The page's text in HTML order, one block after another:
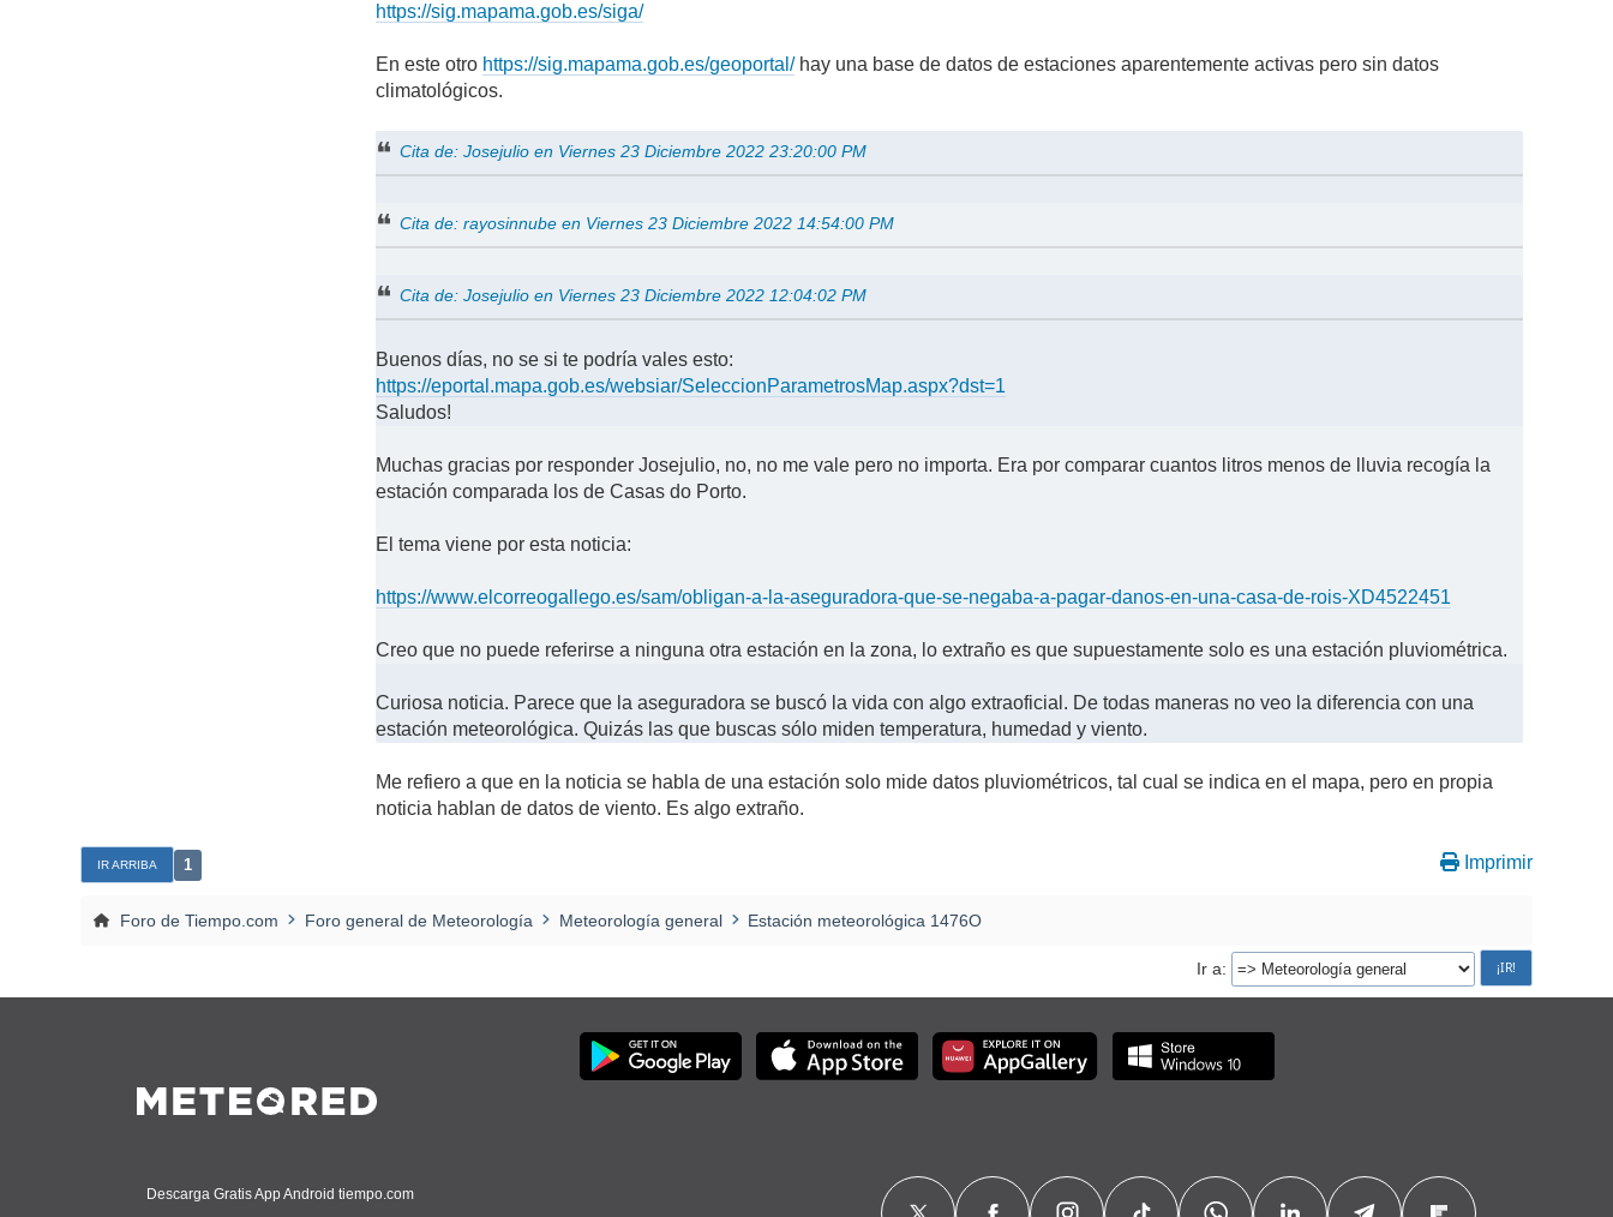
https://sig.mapama.gob.es/siga/
En este otro https://sig.mapama.gob.es/geoportal/hay una base de datos de estaciones aparentemente activas pero sin datos
climatológicos.
Cita de: Josejulio en Viernes 23 Diciembre 2022 23:20:00 PM
Cita de: rayosinnube en Viernes 23 Diciembre 2022 14:54:00 PM
Cita de: Josejulio en Viernes 23 Diciembre 2022 12:04:02 PM
Buenos días, no se si te podría vales esto:
https://eportal.mapa.gob.es/websiar/SeleccionParametrosMap.aspx?dst=1
Saludos!
Muchas gracias por responder Josejulio, no, no me vale pero no importa. Era por comparar cuantos litros menos de lluvia recogía la
estación comparada los de Casas do Porto.
El tema viene por esta noticia:
https://www.elcorreogallego.es/sam/obligan-a-la-aseguradora-que-se-negaba-a-pagar-danos-en-una-casa-de-rois-XD4522451
Creo que no puede referirse a ninguna otra estación en la zona, lo extraño es que supuestamente solo es una estación pluviométrica.
Curiosa noticia. Parece que la aseguradora se buscó la vida con algo extraoficial. De todas maneras no veo la diferencia con una
estación meteorológica. Quizás las que buscas sólo miden temperatura, humedad y viento.
Me refiero a que en la noticia se habla de una estación solo mide datos pluviométricos, tal cual se indica en el mapa, pero en propia
noticia hablan de datos de viento. Es algo extraño.
IR ARRIBA 1 Imprimir
Foro de Tiempo.com Foro general de Meteorología Meteorología general Estación meteorológica 1476O
Ir a
Descarga Gratis App Android tiempo.com